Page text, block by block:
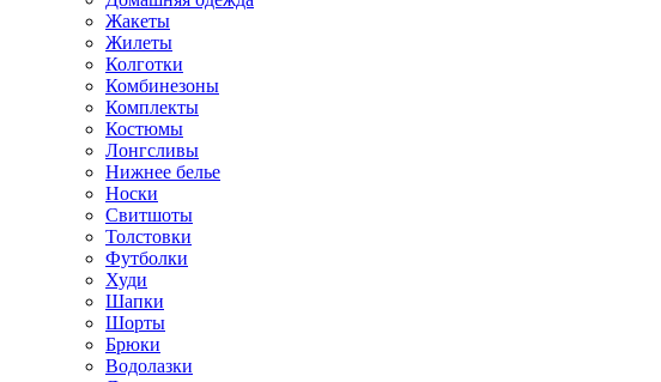
Жакеты
Жилеты
Колготки
Комбинезоны
Комплекты
Костюмы
Лонгсливы
Нижнее белье
Носки
Свитшоты
Толстовки
Футболки
Худи
Шапки
Шорты
Брюки
Водолазки